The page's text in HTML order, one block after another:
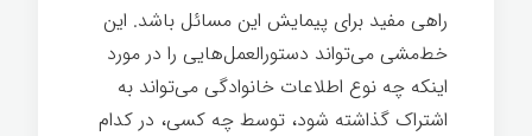
راهی مفید برای پیمایش این مسائل باشد. این
خط‌مشی می‌تواند دستورالعمل‌هایی را در مورد
اینکه چه نوع اطلاعات خانوادگی می‌تواند به
اشتراک گذاشته شود، توسط چه کسی، در کدام